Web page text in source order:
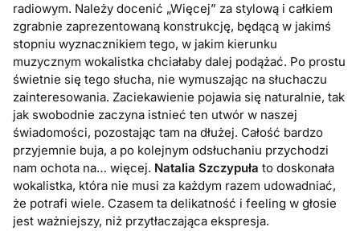
radiowym. Należy docenić „Więcej” za stylową i całkiem
zgrabnie zaprezentowaną konstrukcję, będącą w jakimś
stopniu wyznacznikiem tego, w jakim kierunku
muzycznym wokalistka chciałaby dalej podążać. Po prostu
świetnie się tego słucha, nie wymuszając na słuchaczu
zainteresowania. Zaciekawienie pojawia się naturalnie, tak
jak swobodnie zaczyna istnieć ten utwór w naszej
świadomości, pozostając tam na dłużej. Całość bardzo
przyjemnie buja, a po kolejnym odsłuchaniu przychodzi
nam ochota na… więcej. Natalia Szczypuła to doskonała
wokalistka, która nie musi za każdym razem udowadniać,
że potrafi wiele. Czasem ta delikatność i feeling w głosie
jest ważniejszy, niż przytłaczająca ekspresja.